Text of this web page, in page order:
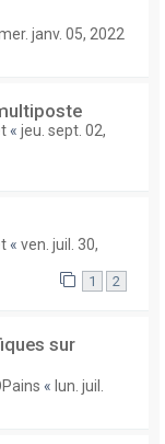
janv. 05, 2022
« jeu. sept. 02,
« ven. juil. 30,
1 2
sur
« lun. juil.